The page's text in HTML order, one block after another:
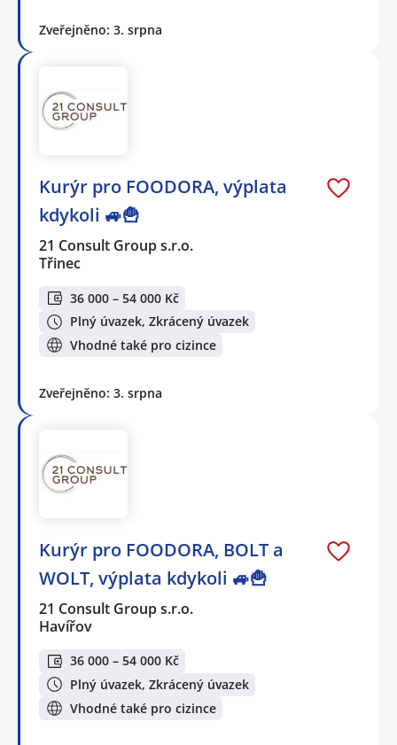
Zveřejněno: 3. srpna
Kurýr pro FOODORA, výplata
kdykoli 🚙🍟
21 Consult Group s.r.o.
Třinec
36 000 – 54 000 Kč
Plný úvazek, Zkrácený úvazek
Vhodné také pro cizince
Zveřejněno: 3. srpna
Kurýr pro FOODORA, BOLT a
WOLT, výplata kdykoli 🚙🍟
21 Consult Group s.r.o.
Havířov
36 000 – 54 000 Kč
Plný úvazek, Zkrácený úvazek
Vhodné také pro cizince